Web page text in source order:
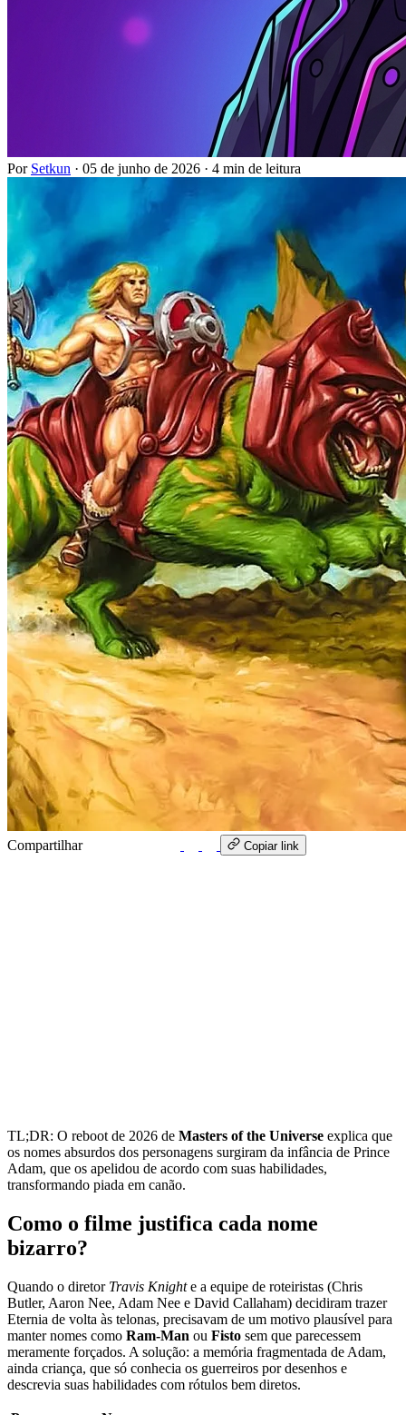
Por Setkun · 05 de junho de 2026 · 4 min de leitura
Compartilhar Copiar link
TL;DR: O reboot de 2026 de Masters of the Universe explica que
os nomes absurdos dos personagens surgiram da infância de Prince
Adam, que os apelidou de acordo com suas habilidades,
transformando piada em canão.
Como o filme justifica cada nome
bizarro?
Quando o diretor Travis Knighte a equipe de roteiristas (Chris
Butler, Aaron Nee, Adam Nee e David Callaham) decidiram trazer
Eternia de volta às telonas, precisavam de um motivo plausível para
manter nomes como Ram‑Man ou Fisto sem que parecessem
meramente forçados. A solução: a memória fragmentada de Adam,
ainda criança, que só conhecia os guerreiros por desenhos e
descrevia suas habilidades com rótulos bem diretos.